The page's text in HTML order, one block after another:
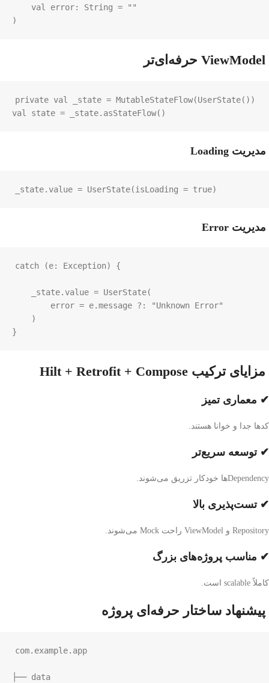
val
error: String =
""
)
private val _state = MutableStateFlow(UserState
val
state = _state. asStateFlow()
مدیریت Loading
_state. value = UserState(isLoading = true)
مدیریت Error
catch (e: Exception) {
_state. value = UserState(
error = e.message ? :
"Unknown Error"
}
مزایای ترکیب Hilt + Retrofit + Compose
✔ معماری تمیز
کدها جدا و خوانا هستند.
✔ توسعه سریع‌تر
Dependencyها خودکار تزریق می‌شوند.
✔ تست‌پذیری بالا
Repository و ViewModel راحت Mock می‌شوند.
✔ مناسب پروژه‌های بزرگ
کاملاً scalable است.
پیشنهاد ساختار حرفه‌ای پروژه
com.example.app
├── data